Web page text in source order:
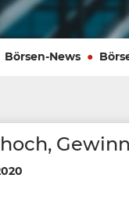
Börsen-News